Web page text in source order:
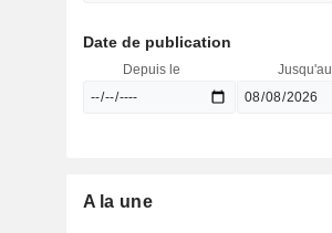
Date de publication
Depuis le Jusqu'au
A la une